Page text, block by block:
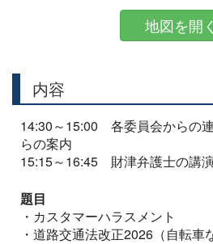
地図を開く
内容
14:30～15:00 各委員会からの
らの案内
15:15～16:45 財津弁護士の講
題目
・カスタマーハラスメント
・道路交通法改正2026（自転車